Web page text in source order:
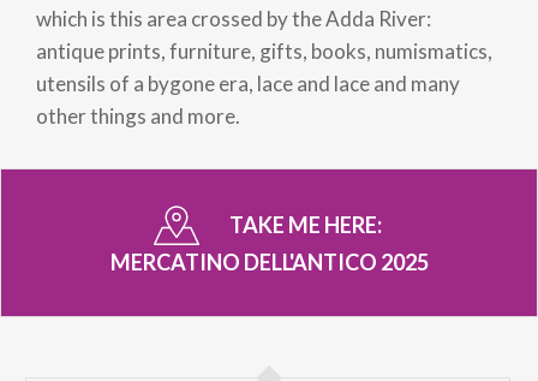
which is this area crossed by the Adda River:
antique prints, furniture, gifts, books, numismatics,
utensils of a bygone era, lace and lace and many
other things and more.
TAKE ME HERE:
MERCATINO DELL'ANTICO 2025